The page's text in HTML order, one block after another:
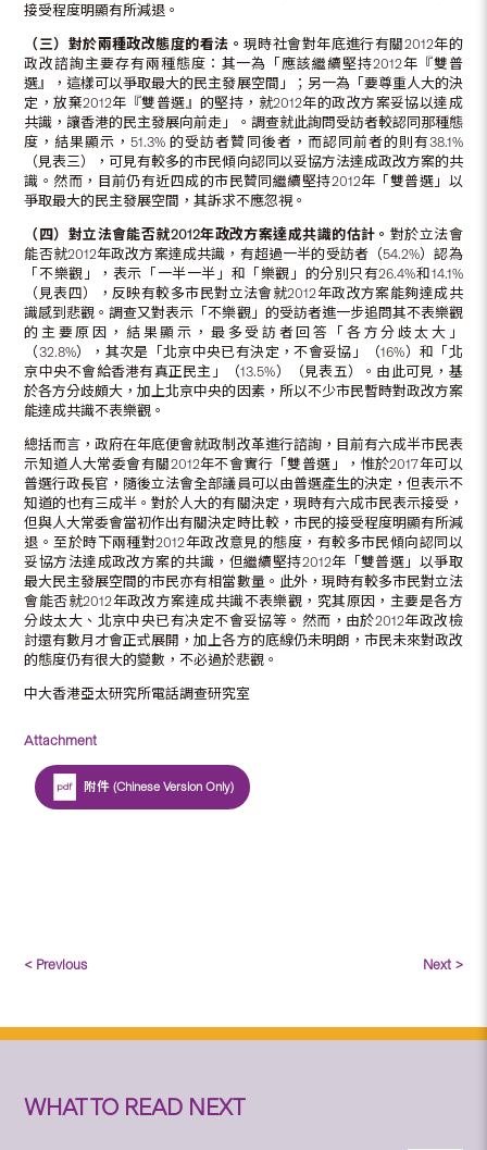
接受程度明顯有所減退。
（三）對於兩種政改態度的看法。 現時社會對年底進行有關2012年的
政改諮詢主要存有兩種態度：其一為「應該繼續堅持2012年『雙普
選』，這樣可以爭取最大的民主發展空間」；另一為「要尊重人大的決
定，放棄2012年『雙普選』的堅持，就2012年的政改方案妥協以達成
共識，讓香港的民主發展向前走」。調查就此詢問受訪者較認同那種態
度，結果顯示，51.3% 的受訪者贊同後者，而認同前者的則有38.1%
（見表三），可見有較多的市民傾向認同以妥協方法達成政改方案的共
識。然而，目前仍有近四成的市民贊同繼續堅持2012年「雙普選」以
爭取最大的民主發展空間，其訴求不應忽視。
（四）對立法會能否就2012年政改方案達成共識的估計。 對於立法會
能否就2012年政改方案達成共識，有超過一半的受訪者（54.2%）認為
「不樂觀」，表示「一半一半」和「樂觀」的分別只有26.4%和14.1%
（見表四），反映有較多市民對立法會就2012年政改方案能夠達成共
識感到悲觀。調查又對表示「不樂觀」的受訪者進一步追問其不表樂觀
的主要原因，結果顯示，最多受訪者回答「各方分歧太大」
（32.8%），其次是「北京中央已有決定，不會妥協」（16%）和「北
京中央不會給香港有真正民主」（13.5%）（見表五）。由此可見，基
於各方分歧頗大，加上北京中央的因素，所以不少市民暫時對政改方案
能達成共識不表樂觀。
總括而言，政府在年底便會就政制改革進行諮詢，目前有六成半市民表
示知道人大常委會有關2012年不會實行「雙普選」，惟於2017年可以
普選行政長官，隨後立法會全部議員可以由普選產生的決定，但表示不
知道的也有三成半。對於人大的有關決定，現時有六成市民表示接受，
但與人大常委會當初作出有關決定時比較，市民的接受程度明顯有所減
退。至於時下兩種對2012年政改意見的態度，有較多市民傾向認同以
妥協方法達成政改方案的共識，但繼續堅持2012年「雙普選」以爭取
最大民主發展空間的市民亦有相當數量。此外，現時有較多市民對立法
會能否就2012年政改方案達成共識不表樂觀，究其原因，主要是各方
分歧太大、北京中央已有决定不會妥協等。然而，由於2012年政改檢
討還有數月才會正式展開，加上各方的底線仍未明朗，市民未來對政改
的態度仍有很大的變數，不必過於悲觀。
中大香港亞太研究所電話調查研究室
Attachment
附件 (Chinese Version Only)
< Previous Next >
WHAT TO READ NEXT